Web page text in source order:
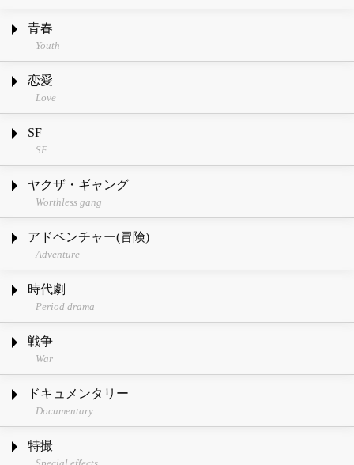
青春
Youth
恋愛
Love
SF
SF
ヤクザ・ギャング
Worthless gang
アドベンチャー(冒険)
Adventure
時代劇
Period drama
戦争
War
ドキュメンタリー
Documentary
特撮